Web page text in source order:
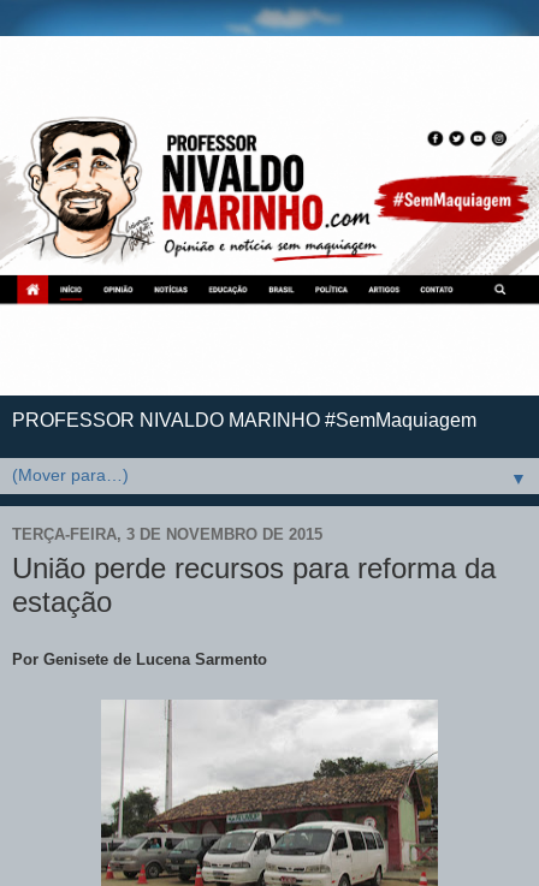
PROFESSOR NIVALDO MARINHO #SemMaquiagem
▼
TERÇA-FEIRA, 3 DE NOVEMBRO DE 2015
União perde recursos para reforma da
estação
Por Genisete de Lucena Sarmento